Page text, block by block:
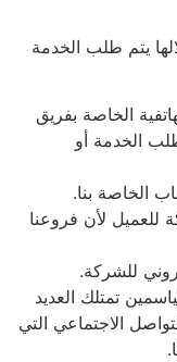
طلب الخدمة
الخاصة بفريق
أو
بنا.
لأن فروعنا
للشركة.
تمتلك العديد
الاجتماعي التي